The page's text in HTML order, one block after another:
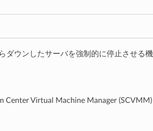
ウンしたサーバを強制的に停止させる機
Center Virtual Machine Manager